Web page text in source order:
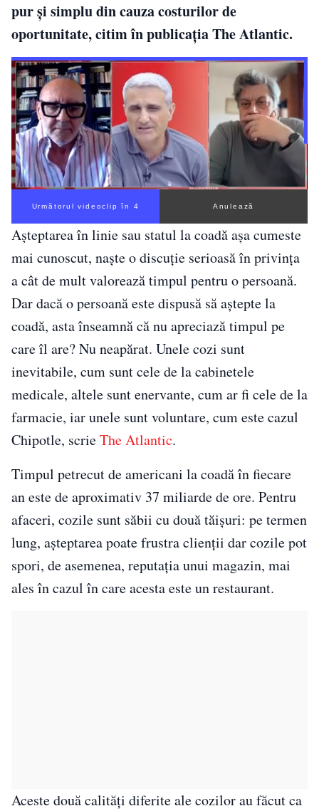
pur și simplu din cauza costurilor de
oportunitate, citim în publicaţia The Atlantic.
Următorul videoclip în 3 Anulează
Aşteptarea în linie sau statul la coadă aşa cumeste
mai cunoscut, naşte o discuție serioasă în privinţa
a cât de mult valorează timpul pentru o persoană.
Dar dacă o persoană este dispusă să aștepte la
coadă, asta înseamnă că nu apreciază timpul pe
care îl are? Nu neapărat. Unele cozi sunt
inevitabile, cum sunt cele de la cabinetele
medicale, altele sunt enervante, cum ar fi cele de la
farmacie, iar unele sunt voluntare, cum este cazul
Chipotle, scrieThe Atlantic.
Timpul petrecut de americani la coadă în fiecare
an este de aproximativ 37 miliarde de ore. Pentru
afaceri, cozile sunt săbii cu două tăișuri: pe termen
lung, așteptarea poate frustra clienții dar cozile pot
spori, de asemenea, reputația unui magazin, mai
ales în cazul în care acesta este un restaurant.
Aceste două calități diferite ale cozilor au făcut ca